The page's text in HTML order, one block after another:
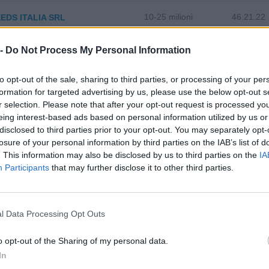
Do Not Process My Personal Information
opt-out of the sale, sharing to third parties, or processing of your
for targeted advertising by us, please use the below opt-out
selection. Please note that after your opt-out request is processed
interest-based ads based on personal information utilized by us
to third parties prior to your opt-out. You may separately
of your personal information by third parties on the IAB’s list of
This information may also be disclosed by us to third parties on the
Participants that may further disclose it to other third parties.
Data Processing Opt Outs
opt-out of the Sharing of my personal data.
ITALIA SRL 10-25 milioni 46.21.22
D'ITALIA S.R.L. 0-1 milioni
S.R.L. 1-2 milioni 68.12.00
S.R.L. 2-5 milioni 31.00.31
A RESPONSABILITA'
SEMPLIFICATA
0-1 milioni
0-1 milioni 43.34.01